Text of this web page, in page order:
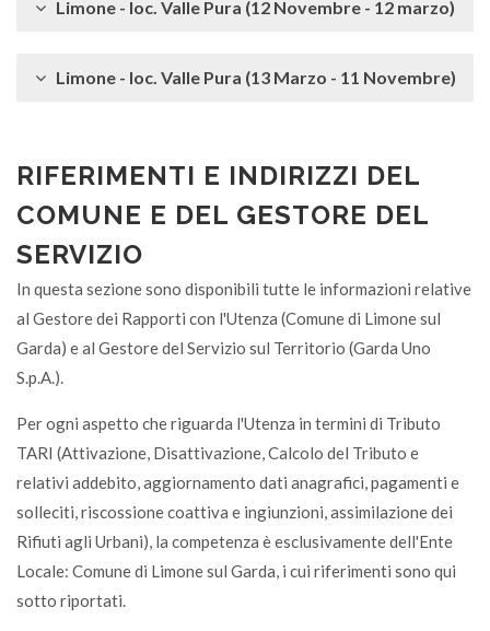
CDR
Alimentatori elettrici
CDR
Alimenti avariati (senza confezione)
U
Alimenti per animali (crocchette e sim.)
U
Limone - loc. Valle Pura (12 Novembre - 12 marzo)
Limone - loc. Valle Pura (13 Marzo - 11 Novembre)
RIFERIMENTI E INDIRIZZI DEL
COMUNE E DEL GESTORE DEL
SERVIZIO
In questa sezione sono disponibili tutte le informazioni relative
al Gestore dei Rapporti con l'Utenza (Comune di Limone sul
Garda) e al Gestore del Servizio sul Territorio (Garda Uno
S.p.A.).
Per ogni aspetto che riguarda l'Utenza in termini di Tributo
TARI (Attivazione, Disattivazione, Calcolo del Tributo e
relativi addebito, aggiornamento dati anagrafici, pagamenti e
solleciti, riscossione coattiva e ingiunzioni, assimilazione dei
Rifiuti agli Urbani), la competenza è esclusivamente dell'Ente
Locale: Comune di Limone sul Garda, i cui riferimenti sono qui
sotto riportati.